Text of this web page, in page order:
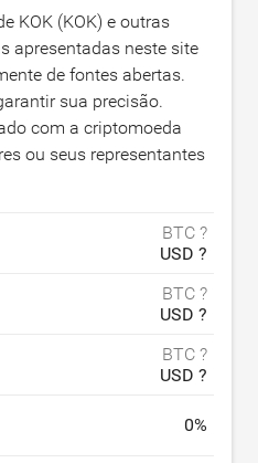
KOK (KOK) e outras
apresentadas neste site
de fontes abertas.
sua precisão.
com a criptomoeda
ou seus representantes
BTC ?
USD ?
BTC ?
USD ?
BTC ?
USD ?
0%